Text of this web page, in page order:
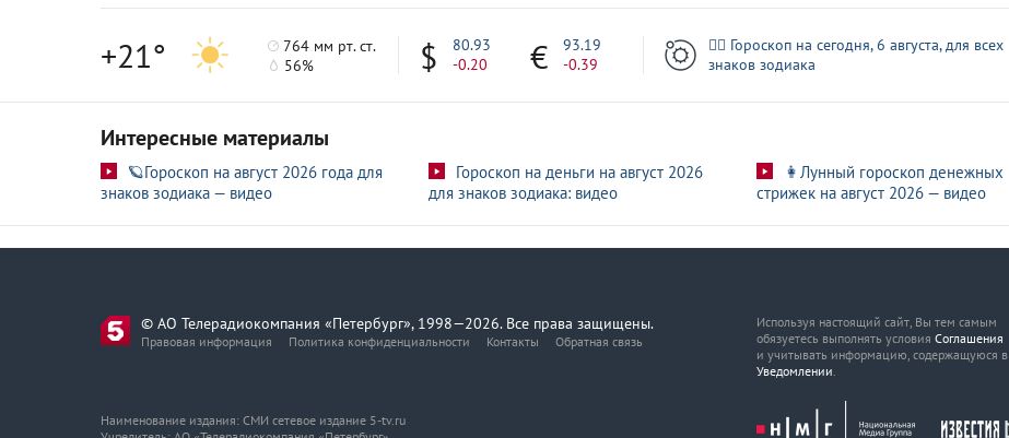
+21°
764 мм рт. ст.
56%
80.93
-0.20
93.19
-0.39
🧙‍♀ Гороскоп на сегодня, 6 августа, для всех
знаков зодиака
Интересные материалы
🪐Гороскоп на август 2026 года для
знаков зодиака — видео
Гороскоп на деньги на август 2026
для знаков зодиака: видео
👩Лунный гороскоп денежных
стрижек на август 2026 — видео
© АО Телерадиокомпания «Петербург», 1998—2026. Все права защищены.
Правовая информация Политика конфиденциальности Контакты Обратная связь
Используя настоящий сайт, Вы тем самым
обязуетесь выполнять условия Соглашения
и учитывать информацию, содержащуюся в
Уведомлении
Наименование издания: СМИ сетевое издание 5-tv.ru